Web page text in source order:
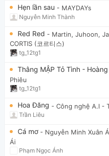
Hẹn lần sau - MAYDAYs
Nguyễn Minh Thành
Red Red - Martin, Juhoon,
CORTIS (코르티스)
tg_12tg1
Thằng MẬP Tỏ Tình - Hoàng
Phiêu
tg_12tg1
Hoa Đăng - Công nghệ A.I -
Trần Liêu
Cá mơ - Nguyễn Minh Xuân
Ái
Phạm Ngọc Ánh